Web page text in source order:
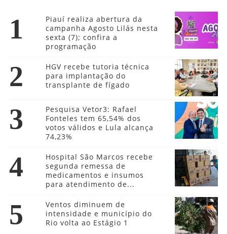
1
Piauí realiza abertura da
campanha Agosto Lilás nesta
sexta (7); confira a
programação
2
HGV recebe tutoria técnica
para implantação do
transplante de fígado
3
Pesquisa Vetor3: Rafael
Fonteles tem 65,54% dos
votos válidos e Lula alcança
74,23%
4
Hospital São Marcos recebe
segunda remessa de
medicamentos e insumos
para atendimento de...
5
Ventos diminuem de
intensidade e município do
Rio volta ao Estágio 1